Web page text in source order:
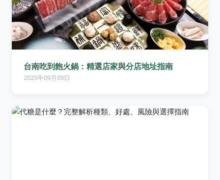
台南吃到飽火鍋：精選店家與分店地址指南
2025年09月09日